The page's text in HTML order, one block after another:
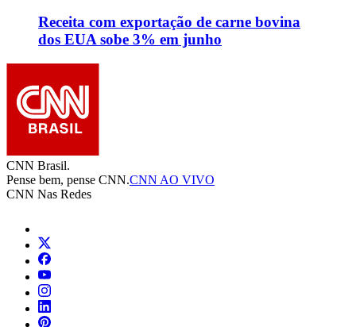
Receita com exportação de carne bovina
dos EUA sobe 3% em junho
CNN Brasil.
Pense bem, pense CNN.CNN AO VIVO
CNN Nas Redes